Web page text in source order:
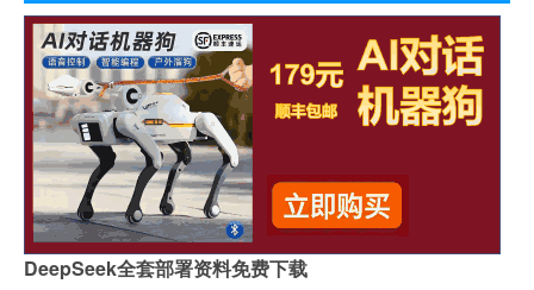
DeepSeek全套部署资料免费下载